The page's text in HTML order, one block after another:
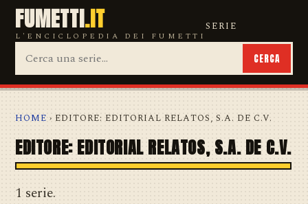
FUMETTI.IT
L'ENCICLOPEDIA DEI FUMETTI
SERIE
CERCA
HOME › EDITORE: EDITORIAL RELATOS, S.A. DE C.V.
EDITORE: EDITORIAL RELATOS, S.A. DE C.V.
1 serie.